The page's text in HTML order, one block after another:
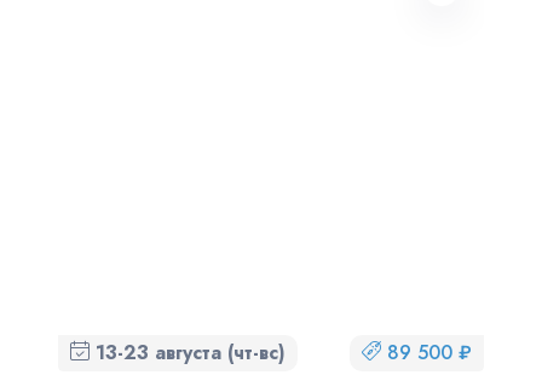
13-23 августа (чт-вс) 89 500 ₽